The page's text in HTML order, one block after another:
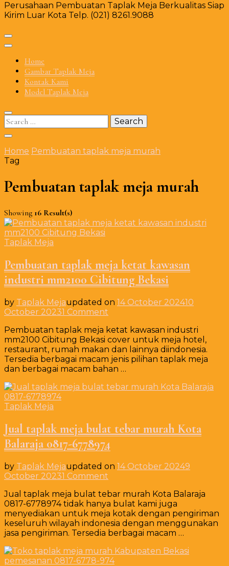
Perusahaan Pembuatan Taplak Meja Berkualitas Siap
Kirim Luar Kota Telp. (021) 8261.9088
Home
Gambar Taplak Meja
Kontak Kami
Model Taplak Meja
Search
for:
Home Pembuatan taplak meja murah
Tag
Pembuatan taplak meja murah
Showing 16 Result(s)
Taplak Meja
Pembuatan taplak meja ketat kawasan
industri mm2100 Cibitung Bekasi
by Taplak Mejaupdated on 14 October 202410
October 20231 Comment
taplak
meja
ketat
kawasan
industri
Cibitung
Pembuatan taplak meja ketat kawasan industri
mm2100 Cibitung Bekasi cover untuk meja hotel,
restaurant, rumah makan dan lainnya diindonesia.
Tersedia berbagai macam jenis pilihan taplak meja
dan berbagai macam bahan …
Taplak Meja
Jual taplak meja bulat tebar murah Kota
Balaraja 0817-6778974
by Taplak Mejaupdated on 14 October 20249
October 20231 Comment
taplak
meja
bulat
tebar
murah
Balaraja
0817-
Jual taplak meja bulat tebar murah Kota Balaraja
0817-6778974 tidak hanya bulat kami juga
menyediakan untuk meja kotak dengan pengiriman
keseluruh wilayah indonesia dengan menggunakan
jasa pengiriman. Tersedia berbagai macam …